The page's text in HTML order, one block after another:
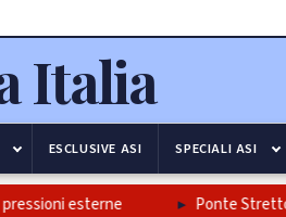
ESCLUSIVE ASI SPECIALI ASI
esterne Ponte Stretto: